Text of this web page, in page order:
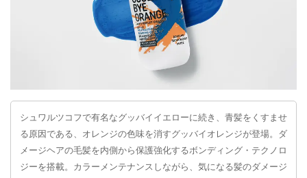
シュワルツコフで有名なグッバイイエローに続き、青髪をくすませ
る原因である、オレンジの色味を消すグッバイオレンジが登場。ダ
メージヘアの毛髪を内側から保護強化するボンディング・テクノロ
ジーを搭載。カラーメンテナンスしながら、気になる髪のダメージ